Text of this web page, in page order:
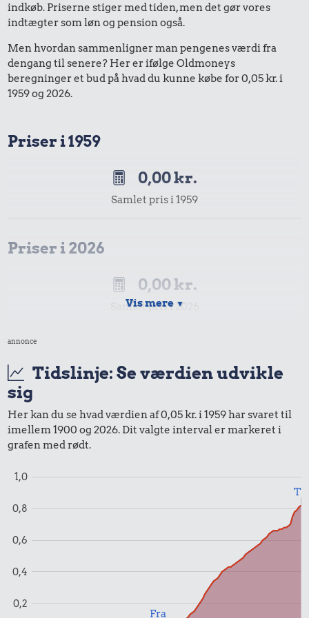
indkøb. Priserne stiger med tiden, men det gør vores
indtægter som løn og pension også.
Men hvordan sammenligner man pengenes værdi fra
dengang til senere? Her er ifølge Oldmoneys
beregninger et bud på hvad du kunne købe for 0,05 kr. i
1959 og 2026.
Priser i 1959
0,00 kr.
Samlet pris i 1959
Priser i 2026
0,00 kr.
Samlet pris i 2026
Udvalgte varer fra danskernes indkøbskurv gennem tiderne.
datidskroner er på baggrund af forbrugerprisindekset fra
Vis mere ▼
annonce
Tidslinje: Se værdien udvikle
sig
Her kan du se hvad værdien af 0,05 kr. i 1959 har svaret til
imellem 1900 og 2026. Dit valgte interval er markeret i
grafen med rødt.
0,2
0,4
0,6
0,8
1,0
Fra
Til